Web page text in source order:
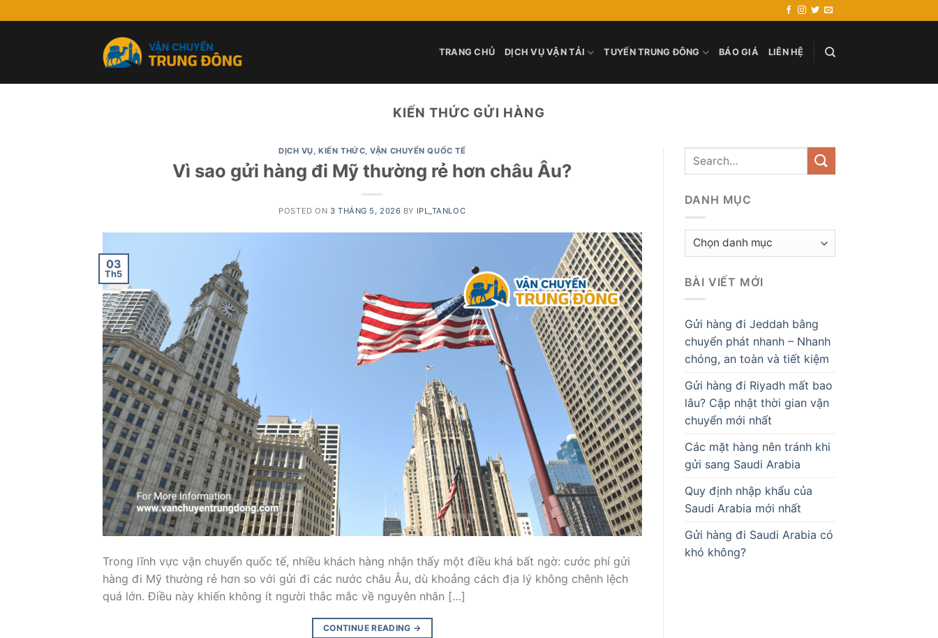
to
TRANG CHỦ DỊCH VỤ VẬN TẢI TUYẾN TRUNG ĐÔNG BÁO GIÁ LIÊN HỆ
KIẾN THỨC GỬI HÀNG
DỊCH VỤ,KIẾN THỨC,VẬN CHUYỂN QUỐC TẾ
Vì sao gửi hàng đi Mỹ thường rẻ hơn châu Âu?
POSTED ON 3 THÁNG 5, 2026 BY IPL_TANLOC
03
Th5
Trong lĩnh vực vận chuyển quốc tế, nhiều khách hàng nhận thấy một điều khá bất ngờ: cước phí gửi
hàng đi Mỹ thường rẻ hơn so với gửi đi các nước châu Âu, dù khoảng cách địa lý không chênh lệch
quá lớn. Điều này khiến không ít người thắc mắc về nguyên nhân […]
CONTINUE READING →
DANH MỤC
Danh
BÀI VIẾT MỚI
Gửi hàng đi Jeddah bằng
chuyển phát nhanh – Nhanh
chóng, an toàn và tiết kiệm
Gửi hàng đi Riyadh mất bao
lâu? Cập nhật thời gian vận
chuyển mới nhất
Các mặt hàng nên tránh khi
gửi sang Saudi Arabia
Quy định nhập khẩu của
Saudi Arabia mới nhất
Gửi hàng đi Saudi Arabia có
khó không?